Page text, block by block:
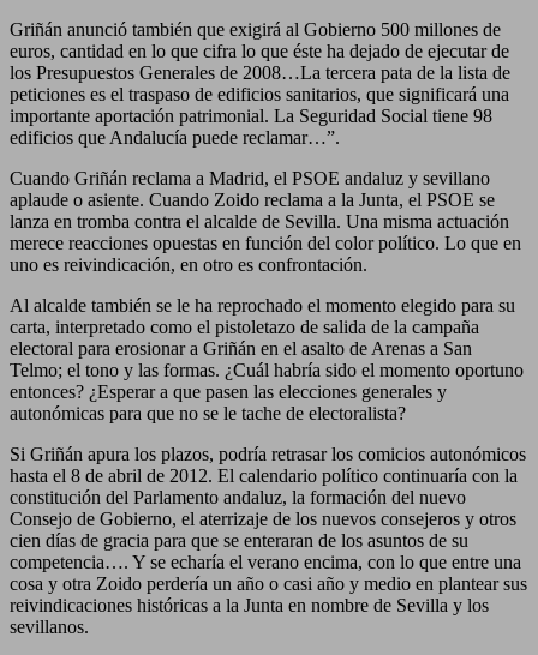
Griñán anunció también que exigirá al Gobierno 500 millones de
euros, cantidad en lo que cifra lo que éste ha dejado de ejecutar de
los Presupuestos Generales de 2008…La tercera pata de la lista de
peticiones es el traspaso de edificios sanitarios, que significará una
importante aportación patrimonial. La Seguridad Social tiene 98
edificios que Andalucía puede reclamar…”.
Cuando Griñán reclama a Madrid, el PSOE andaluz y sevillano
aplaude o asiente. Cuando Zoido reclama a la Junta, el PSOE se
lanza en tromba contra el alcalde de Sevilla. Una misma actuación
merece reacciones opuestas en función del color político. Lo que en
uno es reivindicación, en otro es confrontación.
Al alcalde también se le ha reprochado el momento elegido para su
carta, interpretado como el pistoletazo de salida de la campaña
electoral para erosionar a Griñán en el asalto de Arenas a San
Telmo; el tono y las formas. ¿Cuál habría sido el momento oportuno
entonces? ¿Esperar a que pasen las elecciones generales y
autonómicas para que no se le tache de electoralista?
Si Griñán apura los plazos, podría retrasar los comicios autonómicos
hasta el 8 de abril de 2012. El calendario político continuaría con la
constitución del Parlamento andaluz, la formación del nuevo
Consejo de Gobierno, el aterrizaje de los nuevos consejeros y otros
cien días de gracia para que se enteraran de los asuntos de su
competencia…. Y se echaría el verano encima, con lo que entre una
cosa y otra Zoido perdería un año o casi año y medio en plantear sus
reivindicaciones históricas a la Junta en nombre de Sevilla y los
sevillanos.